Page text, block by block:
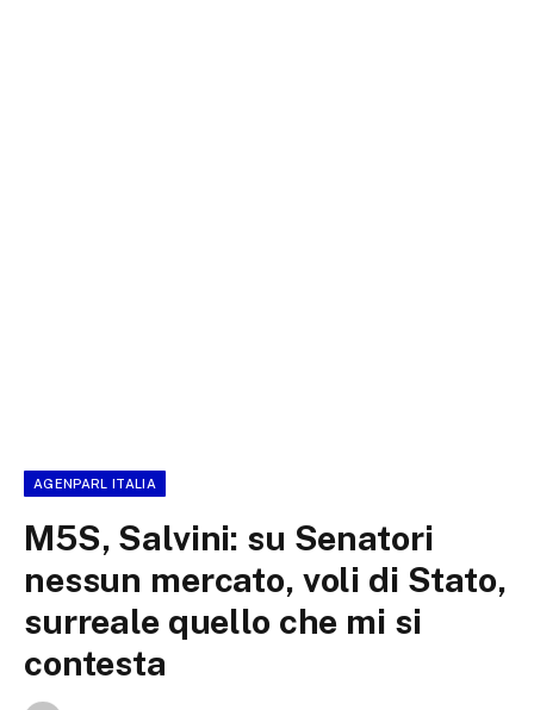
AGENPARL ITALIA
M5S, Salvini: su Senatori
nessun mercato, voli di Stato,
surreale quello che mi si
contesta